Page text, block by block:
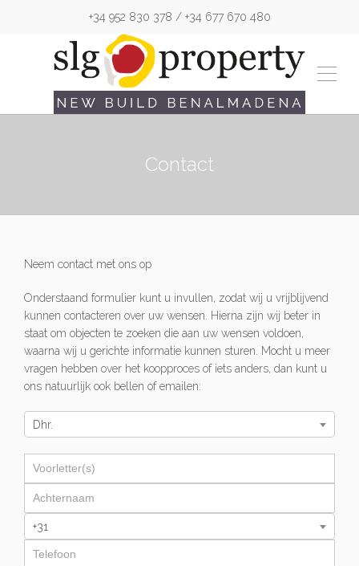
+34 952 830 378 / +34 677 670 480
Contact
Neem contact met ons op
Onderstaand formulier kunt u invullen, zodat wij u vrijblijvend
kunnen contacteren over uw wensen. Hierna zijn wij beter in
staat om objecten te zoeken die aan uw wensen voldoen,
waarna wij u gerichte informatie kunnen sturen. Mocht u meer
vragen hebben over het koopproces of iets anders, dan kunt u
ons natuurlijk ook bellen of emailen:
Dhr.
+31